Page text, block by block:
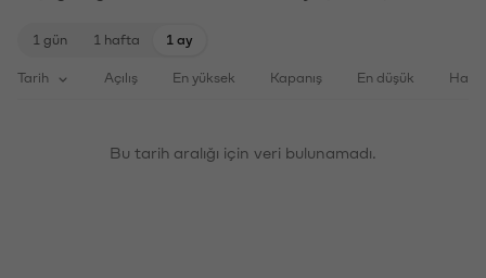
1 gün 1 hafta 1 ay
Tarih Açılış En yüksek Kapanış En düşük
Bu tarih aralığı için veri bulunamadı.